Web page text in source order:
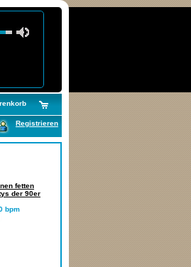
Registrieren
fetten
der 90er
bpm